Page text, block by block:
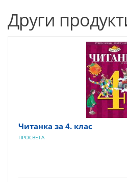
Други
Читанка за 4. клас
ПРОСВЕТА